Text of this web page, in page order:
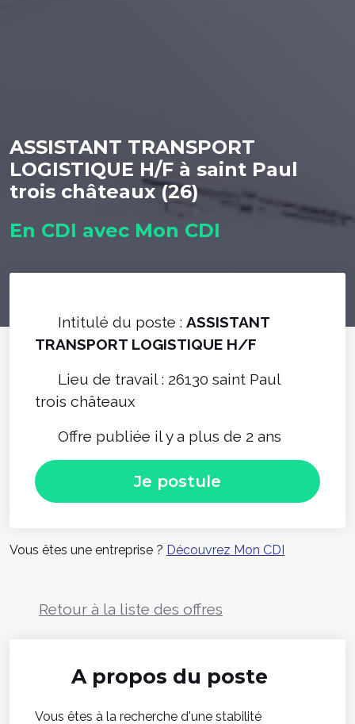
ASSISTANT TRANSPORT
LOGISTIQUE H/F à saint Paul
trois châteaux (26)
En CDI avec Mon CDI
Intitulé du poste : ASSISTANT
TRANSPORT LOGISTIQUE H/F
Lieu de travail : 26130 saint Paul
trois châteaux
Offre publiée il y a plus de 2 ans
Je postule
Vous êtes une entreprise ? Découvrez Mon CDI
Retour à la liste des offres
A propos du poste
Vous êtes à la recherche d'une stabilité